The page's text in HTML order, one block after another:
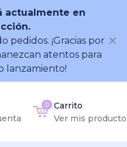
actualmente en
pedidos. ¡Gracias por
atentos para
lanzamiento!
✕
0
Carrito
Ver mis